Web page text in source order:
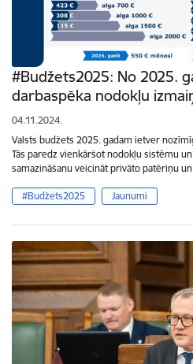
#Budžets2025: No 2025.
darbaspēka nodokļu
04.11.2024.
Valsts budžets 2025. gadam ietver
Tās paredz vienkāršot nodokļu sistēmu
samazināšanu veicināt privāto patēriņu
#Budžets2025 Jaunumi